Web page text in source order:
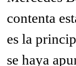
contenta
es la
se haya